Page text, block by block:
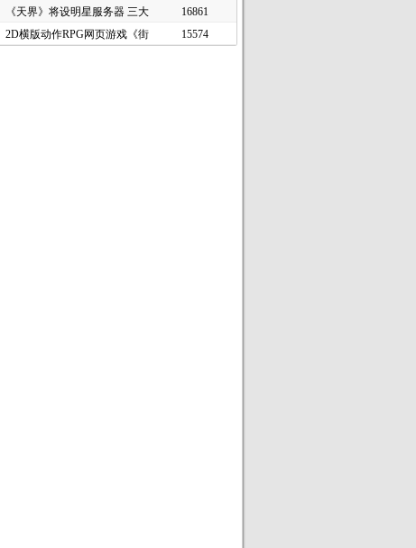
《天界》将设明星服务器 三大
16861
2D横版动作RPG网页游戏《街
15574